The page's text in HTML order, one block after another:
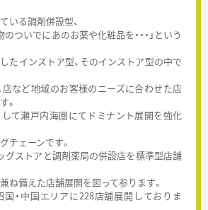
いる調剤併設型、
ついでにあのお薬や化粧品を・・・」という
たインストア型、そのインストア型の中で
など地域のお客様のニーズに合わせた店
。
て瀬戸内海圏にてドミナント展開を強化
ェーンです。
グストアと調剤薬局の併設店を標準型店舗
ね備えた店舗展開を図って参ります。
・中国エリアに228店舗展開しておりま